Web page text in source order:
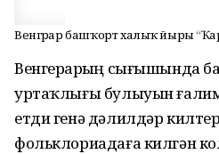
Венгрҙар башҡорт халыҡ йыры
Венгерҙарҙың сығышында
уртаҡлығы булыуын
етди генә дәлилдәр
фольклориадаға килгән